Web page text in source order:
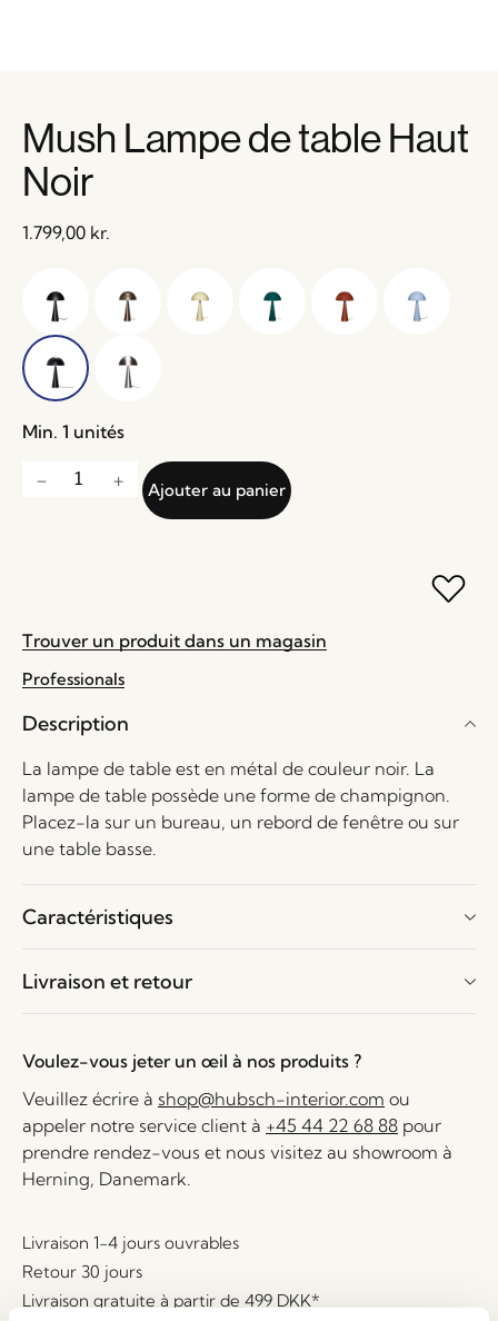
Mush Lampe de table Haut
Noir
1.799,00 kr.
Min. 1 unités
Ajouter au panier
Trouver un produit dans un magasin
Professionals
Description
La lampe de table est en métal de couleur noir. La
lampe de table possède une forme de champignon.
Placez-la sur un bureau, un rebord de fenêtre ou sur
une table basse.
Caractéristiques
Livraison et retour
Voulez-vous jeter un œil à nos produits ?
Veuillez écrire à shop@hubsch-interior.com ou
appeler notre service client à +45 44 22 68 88 pour
prendre rendez-vous et nous visitez au showroom à
Herning, Danemark.
Livraison 1-4 jours ouvrables
Retour 30 jours
Livraison gratuite à partir de 499 DKK*